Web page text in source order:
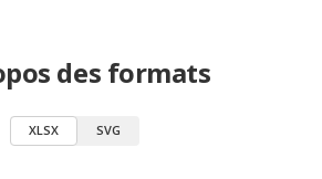
des formats
XLSX SVG